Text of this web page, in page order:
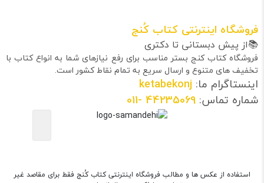
فروشگاه اینترنتی کتاب کُنج
📚از پیش دبستانی تا دکتری
فروشگاه کتاب کنج بستر مناسب برای رفع نیازهای شما به انواع کتاب با
تخفیف های متنوع و ارسال سریع به تمام نقاط کشور است.
اینستاگرام ما: ketabekonj
شماره تماس: 44235069
-011
استفاده از عکس ها و مطالب فروشگاه اینترنتی کتاب کُنج فقط برای مقاصد غیر